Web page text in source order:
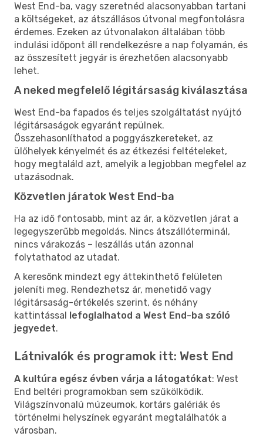
West End-ba, vagy szeretnéd alacsonyabban tartani
a költségeket, az átszállásos útvonal megfontolásra
érdemes. Ezeken az útvonalakon általában több
indulási időpont áll rendelkezésre a nap folyamán, és
az összesített jegyár is érezhetően alacsonyabb
lehet.
A neked megfelelő légitársaság kiválasztása
West End-ba fapados és teljes szolgáltatást nyújtó
légitársaságok egyaránt repülnek.
Összehasonlíthatod a poggyászkereteket, az
ülőhelyek kényelmét és az étkezési feltételeket,
hogy megtaláld azt, amelyik a legjobban megfelel az
utazásodnak.
Közvetlen járatok West End-ba
Ha az idő fontosabb, mint az ár, a közvetlen járat a
legegyszerűbb megoldás. Nincs átszállóterminál,
nincs várakozás – leszállás után azonnal
folytathatod az utadat.
A keresőnk mindezt egy áttekinthető felületen
jeleníti meg. Rendezhetsz ár, menetidő vagy
légitársaság-értékelés szerint, és néhány
kattintással lefoglalhatod a West End-ba szóló
jegyedet.
Látnivalók és programok itt: West End
A kultúra egész évben várja a látogatókat: West
End beltéri programokban sem szűkölködik.
Világszínvonalú múzeumok, kortárs galériák és
történelmi helyszínek egyaránt megtalálhatók a
városban.